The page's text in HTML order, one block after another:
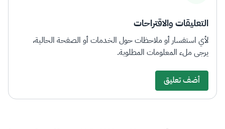
التعليقات والاقتراحات
لأي استفسار أو ملاحظات حول الخدمات أو الصفحة الحالية،
يرجى ملء المعلومات المطلوبة.
أضف تعليق